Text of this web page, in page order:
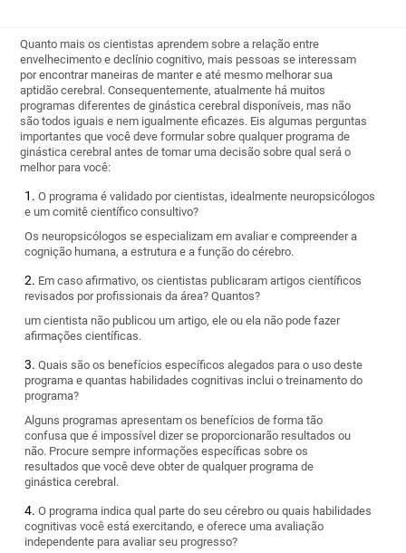
Quanto mais os cientistas aprendem sobre a relação entre
envelhecimento e declínio cognitivo, mais pessoas se interessam
por encontrar maneiras de manter e até mesmo melhorar sua
aptidão cerebral. Consequentemente, atualmente há muitos
programas diferentes de ginástica cerebral disponíveis, mas não
são todos iguais e nem igualmente eficazes. Eis algumas perguntas
importantes que você deve formular sobre qualquer programa de
ginástica cerebral antes de tomar uma decisão sobre qual será o
melhor para você:
O programa é validado por cientistas, idealmente neuropsicólogos
e um comitê científico consultivo?
Os neuropsicólogos se especializam em avaliar e compreender a
cognição humana, a estrutura e a função do cérebro.
Em caso afirmativo, os cientistas publicaram artigos científicos
revisados ​​por profissionais da área? Quantos?
um cientista não publicou um artigo, ele ou ela não pode fazer
afirmações científicas.
Quais são os benefícios específicos alegados para o uso deste
programa e quantas habilidades cognitivas inclui o treinamento do
programa?
Alguns programas apresentam os benefícios de forma tão
confusa que é impossível dizer se proporcionarão resultados ou
não. Procure sempre informações específicas sobre os
resultados que você deve obter de qualquer programa de
ginástica cerebral.
O programa indica qual parte do seu cérebro ou quais habilidades
cognitivas você está exercitando, e oferece uma avaliação
independente para avaliar seu progresso?